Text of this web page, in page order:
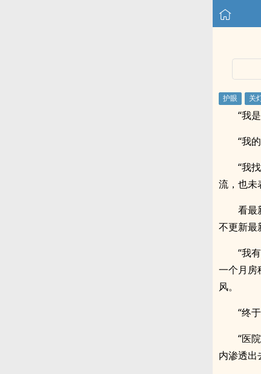
“我
“我
“我
流，也未
看最
不更新最
“我
一个月房
风。
“终
“医
内渗透出